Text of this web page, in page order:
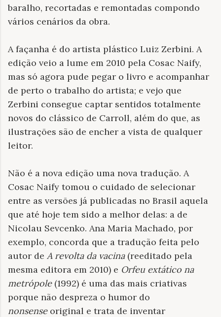
baralho, recortadas e remontadas compondo
vários cenários da obra.
A façanha é do artista plástico Luiz Zerbini. A
edição veio a lume em 2010 pela Cosac Naify,
mas só agora pude pegar o livro e acompanhar
de perto o trabalho do artista; e vejo que
Zerbini consegue captar sentidos totalmente
novos do clássico de Carroll, além do que, as
ilustrações são de encher a vista de qualquer
leitor.
Não é a nova edição uma nova tradução. A
Cosac Naify tomou o cuidado de selecionar
entre as versões já publicadas no Brasil aquela
que até hoje tem sido a melhor delas: a de
Nicolau Sevcenko. Ana Maria Machado, por
exemplo, concorda que a tradução feita pelo
autor de A revolta da vacina(reeditado pela
mesma editora em 2010) e Orfeu extático na
metrópole(1992) é uma das mais criativas
porque não despreza o humor do
nonsenseoriginal e trata de inventar